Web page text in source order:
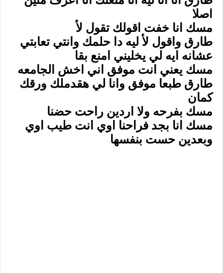
اصلا
مسك انا خفت اقولك تقول لأ
طارق واقول لأ ليه دا حلمك وانتي تعابتي
عشانه ايه لي يخليني امنع بقا
مسك يعني انت موفق اني اخش الجامعه
طارق طبعا موفق وانا لي هقدملك ورقك
كمان
مسك بفرحه ولا اردين راحت حضنا
مسك انا بجد فراحنا اوي انت طيب اوي
وبعدين حست بنفسها